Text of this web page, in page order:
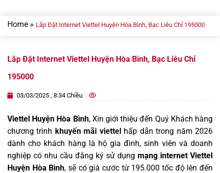
Home » Lắp Đặt Internet Viettel Huyện Hòa Bình, Bạc Liêu Chỉ 195000
Lắp Đặt Internet Viettel Huyện Hòa Bình, Bạc Liêu Chỉ
195000
03/03/2025 , 8:34 Chiều
Viettel Huyện Hòa Bình, Xin giới thiệu đến Quý Khách hàng
chương trình khuyến mãi viettelhấp dẫn trong năm 2026
dành cho khách hàng là hộ gia đình, sinh viên và doanh
nghiệp có nhu cầu đăng ký sử dụng mạng internet Viettel
Huyện Hòa Bình, sẽ có giá cước từ 195.000 tốc độ lên đến